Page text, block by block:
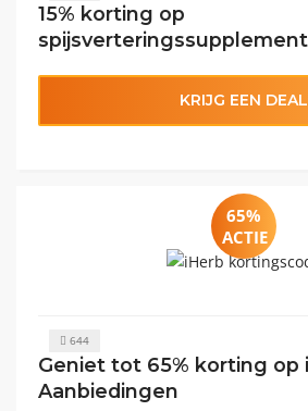
15% korting op
KRIJG EEN DEAL
65%
ACTIE
644
Geniet tot 65% korting op
Aanbiedingen